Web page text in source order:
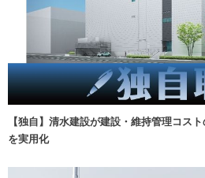
【独自】清水建設が建設・維持管理コス
を実用化